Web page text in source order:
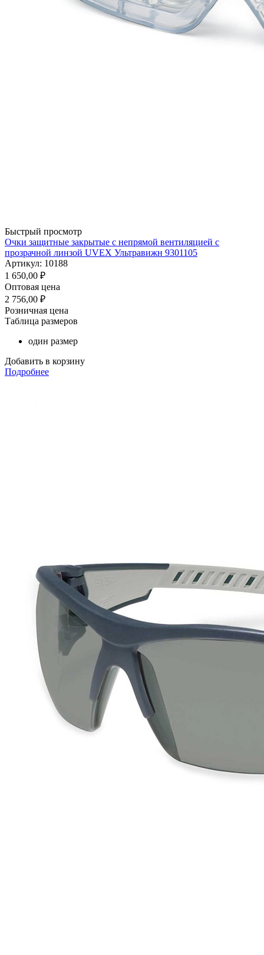
Быстрый просмотр
Очки защитные закрытые с непрямой вентиляцией с
прозрачной линзой UVEX Ультравижн 9301105
Артикул: 10188
1 650,00 ₽
Оптовая цена
2 756,00 ₽
Розничная цена
Таблица размеров
один размер
Добавить в корзину
Подробнее